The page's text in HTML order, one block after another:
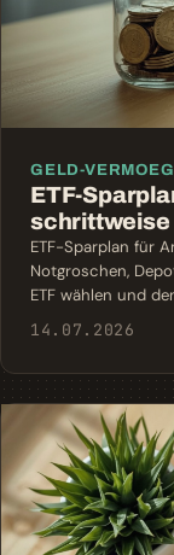
GELD-
ETF-
schrittweise
ETF-Sparplan für
Notgroschen,
ETF wählen und
14.07.2026